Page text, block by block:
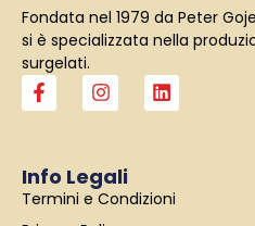
Fondata nel 1979 da Peter
si è specializzata nella
surgelati.
F
a
o
o
k
I
n
g
r
a
L
i
i
Info Legali
Termini e Condizioni